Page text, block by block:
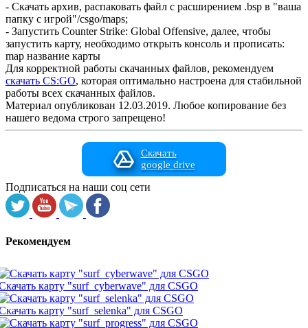
- Скачать архив, распаковать файл с расширением .bsp в "ваша
папку с игрой"/csgo/maps;
- Запустить Counter Strike: Global Offensive, далее, чтобы
запустить карту, необходимо открыть консоль и прописать:
map название карты
Для корректной работы скачанных файлов, рекомендуем
скачать CS:GO, которая оптимально настроена для стабильной
работы всех скачанных файлов.
Материал опубликован 12.03.2019. Любое копирование без
нашего ведома строго запрещено!
Скачать
google drive
Подписаться на наши соц сети
Рекомендуем
карту "surf_cyberwave" для CSGO
карту "surf_selenka" для CSGO